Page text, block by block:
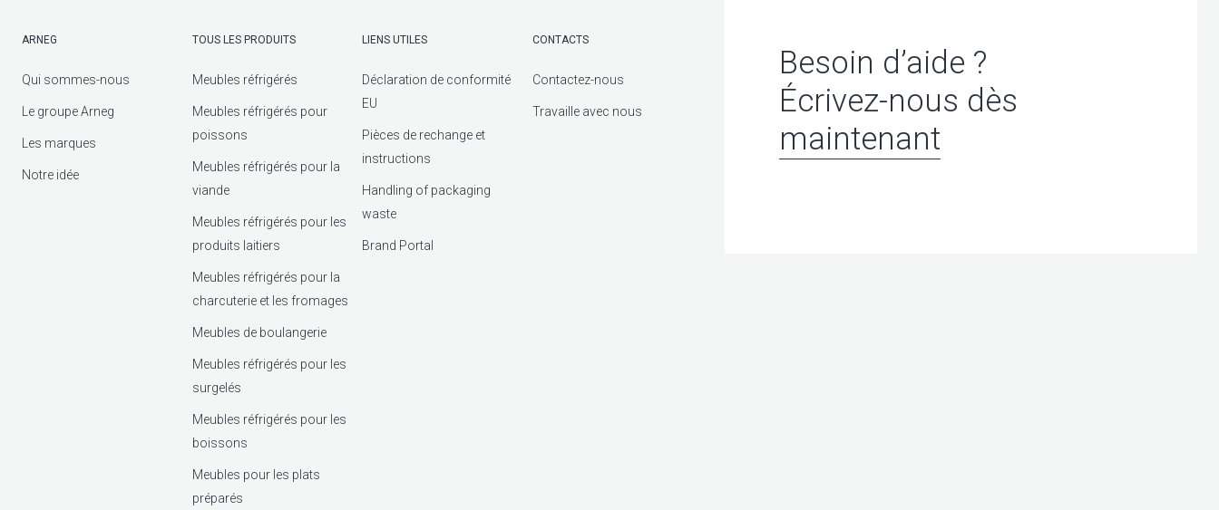
ARNEG
Qui sommes-nous
Le groupe Arneg
Les marques
Notre idée
TOUS LES PRODUITS
Meubles réfrigérés
Meubles réfrigérés pour
poissons
Meubles réfrigérés pour la
viande
Meubles réfrigérés pour les
produits laitiers
Meubles réfrigérés pour la
charcuterie et les fromages
Meubles de boulangerie
Meubles réfrigérés pour les
surgelés
Meubles réfrigérés pour les
boissons
Meubles pour les plats
préparés
LIENS UTILES
Déclaration de conformité
EU
Pièces de rechange et
instructions
Handling of packaging
waste
Brand Portal
CONTACTS
Contactez-nous
Travaille avec nous
Besoin d’aide ?
Écrivez-nous dès
maintenant